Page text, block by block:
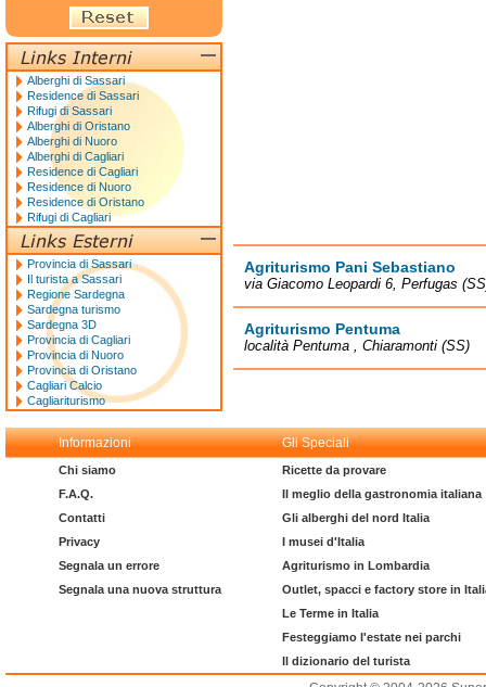
Agriturismo Pani Sebastiano
via Giacomo Leopardi 6, Perfugas
Agriturismo Pentuma
località Pentuma , Chiaramonti (SS)
Alberghi di Sassari
Residence di Sassari
Rifugi di Sassari
Alberghi di Oristano
Alberghi di Nuoro
Alberghi di Cagliari
Residence di Cagliari
Residence di Nuoro
Residence di Oristano
Rifugi di Cagliari
Provincia di Sassari
Il turista a Sassari
Regione Sardegna
Sardegna turismo
Sardegna 3D
Provincia di Cagliari
Provincia di Nuoro
Provincia di Oristano
Cagliari Calcio
Cagliariturismo
Informazioni Gli Speciali
Chi siamo
F.A.Q.
Contatti
Privacy
Segnala un errore
Segnala una nuova struttura
Ricette da provare
Il meglio della gastronomia italiana
Gli alberghi del nord Italia
I musei d'Italia
Agriturismo in Lombardia
Outlet, spacci e factory store in
Le Terme in Italia
Festeggiamo l'estate nei parchi
Il dizionario del turista